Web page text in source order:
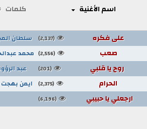
اسم الأغنية كلمات
على فكره (2,137) سلطان
صعب (2,556) محمد
روح يا قلبي (201) عبد
الحرام (2,375) ايمن
ارجعلي يا حبيبي (6,196)